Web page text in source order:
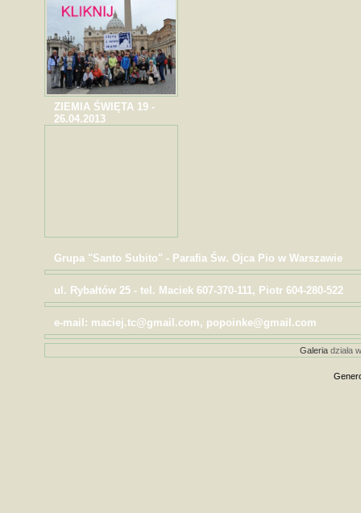
ZIEMIA ŚWIĘTA 19 -
26.04.2013
Grupa "Santo Subito" - Parafia Św. Ojca Pio w Warszawie
ul. Rybałtów 25 - tel. Maciek 607-370-111, Piotr 604-280-522
e-mail: maciej.tc@gmail.com, popoinke@gmail.com
Galeriadziała